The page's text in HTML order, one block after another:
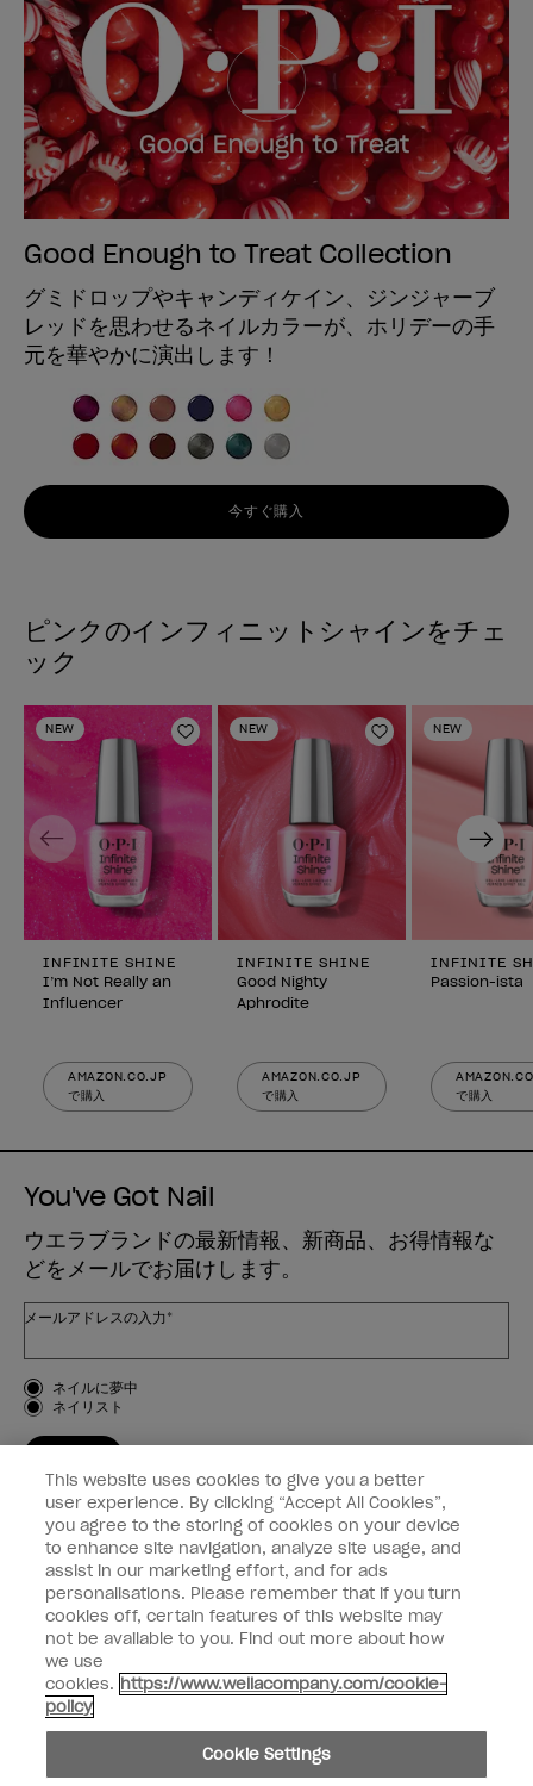
Good Enough to Treat Collection
グミドロップやキャンディケイン、ジンジャーブ
レッドを思わせるネイルカラーが、ホリデーの手
元を華やかに演出します！
今すぐ購入
ピンクのインフィニットシャインをチェ
ック
NEW
ほしいものリストに追加
INFINITE SHINE
I’m Not Really an
Influencer
AMAZON.CO.JP
で購入
NEW
ほしいものリス
INFINITE SHINE
Good Nighty
Aphrodite
AMAZON.CO.JP
で購入
NEW
INFINITE
Passion-ista
で購入
Previous Next
You've Got Nail
ウエラブランドの最新情報、新商品、お得情報な
どをメールでお届けします。
メールアドレスの入力*
お客様のタイプ
ネイルに夢中
ネイリスト
OPI
個人情報の取り扱い
facebookinstagram
個人情報を共有または販売しないでください
© Copyright 2024, Wella Operations US LLC, 無断複写・転載を禁じます。
This website uses cookies to give you a better
user experience. By clicking “Accept All Cookies”,
you agree to the storing of cookies on your device
to enhance site navigation, analyze site usage, and
assist in our marketing effort, and for ads
personalisations. Please remember that if you turn
cookies off, certain features of this website may
not be available to you. Find out more about how
we use
cookies. https://www.wellacompany.com/cookie-
policy
Cookie Settings